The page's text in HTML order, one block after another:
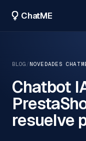
ChatME
BLOG / NOVEDADES
Chatbot
resuelve